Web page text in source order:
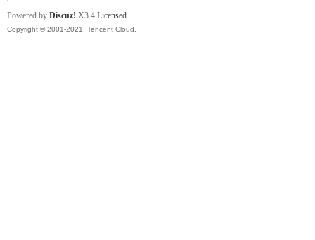
Powered by Discuz! X3.4 Licensed
Copyright © 2001-2021, Tencent Cloud.